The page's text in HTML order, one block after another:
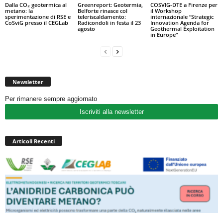
Dalla CO₂ geotermica al
metano: la
sperimentazione di RSE e
CoSviG presso il CEGLab
Greenreport: Geotermia,
Belforte rinasce col
teleriscaldamento:
Radicondoli in festa il 23
agosto
COSVIG-DTE a Firenze per
il Workshop
internazionale “Strategic
Innovation Agenda for
Geothermal Exploitation
in Europe”
Newsletter
Per rimanere sempre aggiornato
Iscriviti alla newsletter
Articoli Recenti